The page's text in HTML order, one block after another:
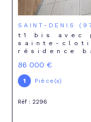
SAINT-DENIS
t1 bis avec
sainte-
résidence
86 000 €
1 Pièce(s)
Réf : 2296